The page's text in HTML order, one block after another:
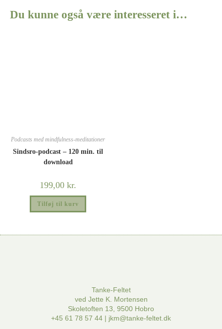
Du kunne også være interesseret i…
Podcasts med mindfulness-meditationer
Sindsro-podcast – 120 min. til
download
199,00 kr.
Tilføj til kurv
Tanke-Feltet
ved Jette K. Mortensen
Skoletoften 13, 9500 Hobro
+45 61 78 57 44 | jkm@tanke-feltet.dk